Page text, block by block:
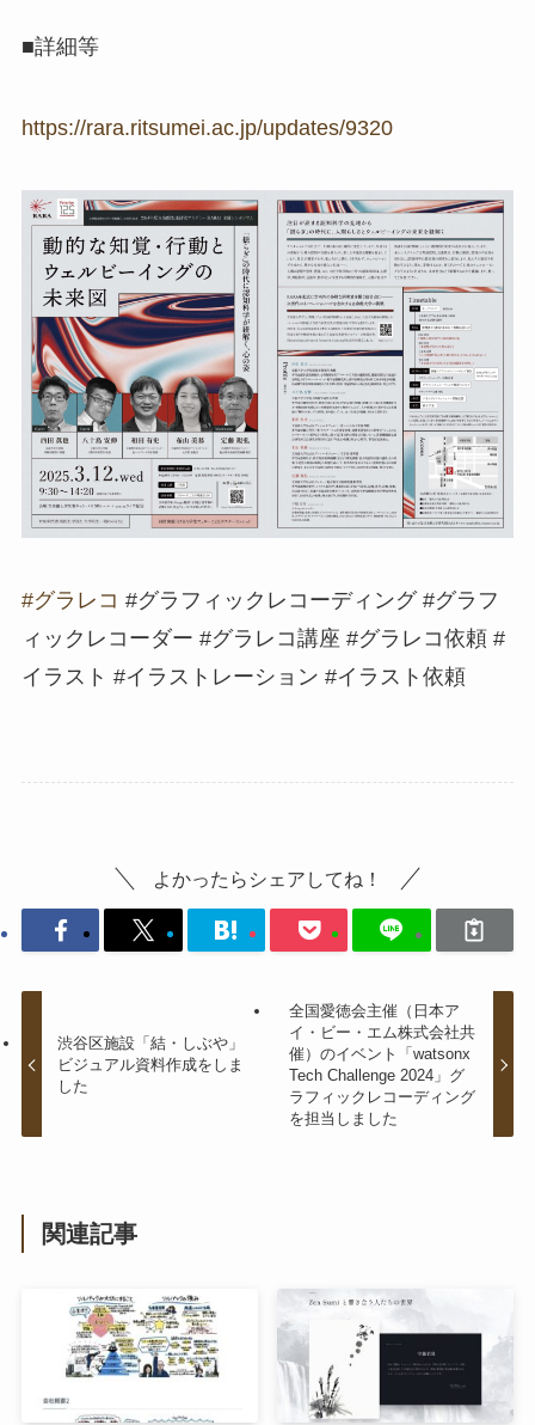
■詳細等
https://rara.ritsumei.ac.jp/updates/9320
#グラレコ #グラフィックレコーディング #グラフ
ィックレコーダー #グラレコ講座 #グラレコ依頼 #
イラスト #イラストレーション #イラスト依頼
よかったらシェアしてね！
渋谷区施設「結・しぶや」
ビジュアル資料作成をしま
した
全国愛徳会主催（日本ア
イ・ビー・エム株式会社共
催）のイベント「watsonx
Tech Challenge 2024」グ
ラフィックレコーディング
を担当しました
関連記事